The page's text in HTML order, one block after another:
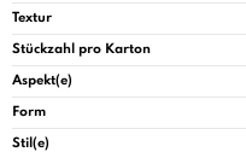
Textur
Stückzahl pro Karton
Aspekt(e)
Form
Stil(e)